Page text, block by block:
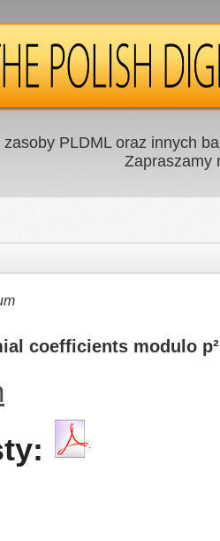
zasoby PLDML oraz innych
Zapraszamy
coefficients modulo p²